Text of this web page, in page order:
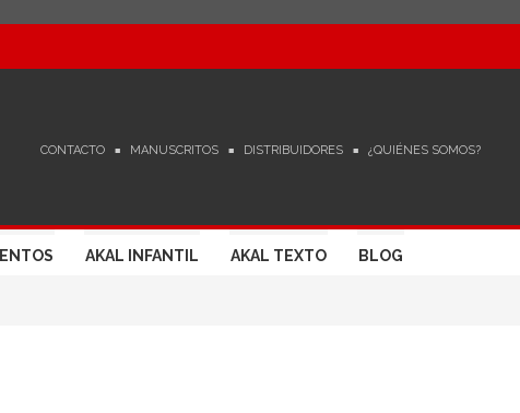
CONTACTO MANUSCRITOS DISTRIBUIDORES ¿QUIÉNES SOMOS?
AKAL INFANTIL AKAL TEXTO BLOG